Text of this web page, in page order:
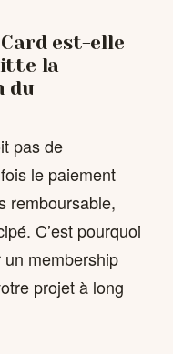
est-elle
la
du
pas de
le paiement
remboursable,
C’est pourquoi
membership
projet à long